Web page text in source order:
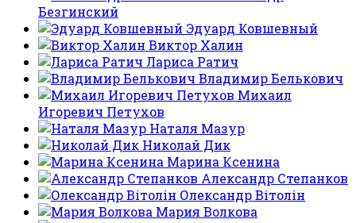
Безгинский
Эдуард Ковшевный
Виктор Халин
Лариса Ратич
Владимир Белькович
Михаил
Игоревич Петухов
Наталя Мазур
Николай Дик
Марина Ксенина
Александр Степанков
Олександр Вітолін
Мария Волкова